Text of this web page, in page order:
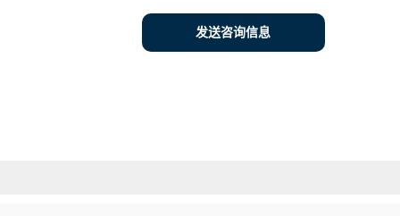
发送咨询信息